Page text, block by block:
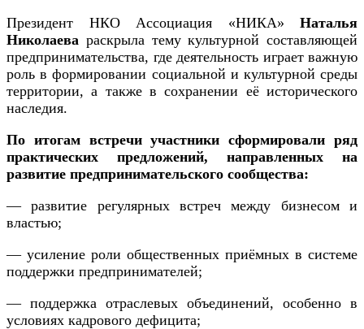
Президент НКО Ассоциация «НИКА» Наталья
Николаева раскрыла тему культурной составляющей
предпринимательства, где деятельность играет важную
роль в формировании социальной и культурной среды
территории, а также в сохранении её исторического
наследия.
По итогам встречи участники сформировали ряд
практических предложений, направленных на
развитие предпринимательского сообщества:
— развитие регулярных встреч между бизнесом и
властью;
— усиление роли общественных приёмных в системе
поддержки предпринимателей;
— поддержка отраслевых объединений, особенно в
условиях кадрового дефицита;